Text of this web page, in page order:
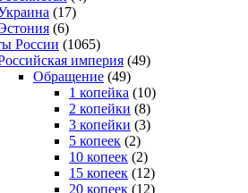
(17)
(6)
России (1065)
империя (49)
Обращение (49)
1 копейка (10)
2 копейки (8)
3 копейки (3)
5 копеек (2)
10 копеек (2)
15 копеек (12)
20 копеек (12)